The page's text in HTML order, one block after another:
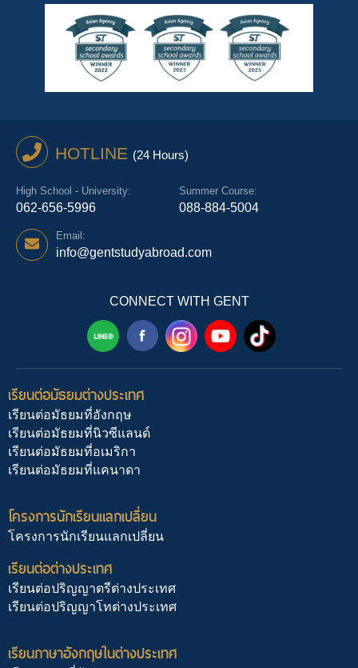
HOTLINE (24 Hours)
High School - University:
062-656-5996
Summer Course:
088-884-5004
Email:
info@gentstudyabroad.com
CONNECT WITH GENT
เรียนต่อมัธยมต่างประเทศ
เรียนต่อมัธยมที่อังกฤษ
เรียนต่อมัธยมที่นิวซีแลนด์
เรียนต่อมัธยมที่อเมริกา
เรียนต่อมัธยมที่แคนาดา
โครงการนักเรียนแลกเปลี่ยน
โครงการนักเรียนแลกเปลี่ยน
เรียนต่อต่างประเทศ
เรียนต่อปริญญาตรีต่างประเทศ
เรียนต่อปริญญาโทต่างประเทศ
เรียนภาษาอังกฤษในต่างประเทศ